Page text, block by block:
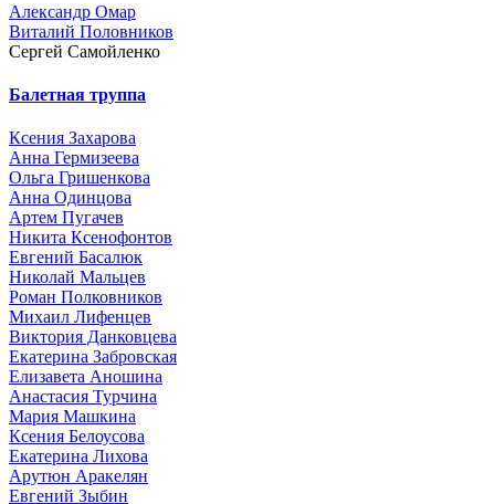
Александр Омар
Виталий Половников
Сергей Самойленко
Балетная труппа
Ксения Захарова
Анна Гермизеева
Ольга Гришенкова
Анна Одинцова
Артем Пугачев
Никита Ксенофонтов
Евгений Басалюк
Николай Мальцев
Роман Полковников
Михаил Лифенцев
Виктория Данковцева
Екатерина Забровская
Елизавета Аношина
Анастасия Турчина
Мария Машкина
Ксения Белоусова
Екатерина Лихова
Арутюн Аракелян
Евгений Зыбин